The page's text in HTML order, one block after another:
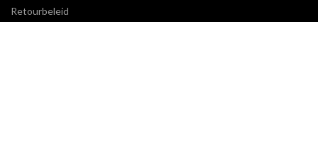
Retourbeleid